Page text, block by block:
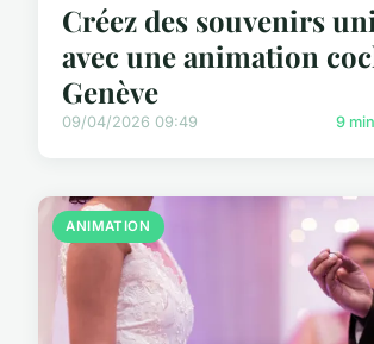
Créez des souvenirs
avec une animation
Genève
09/04/2026 09:49 9
ANIMATION